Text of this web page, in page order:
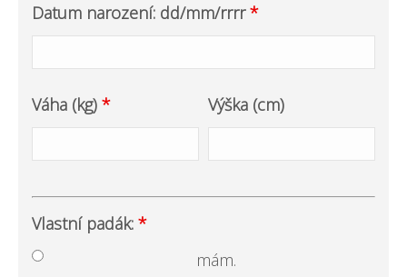
Datum narození: dd/mm/rrrr*
Váha (kg) * Výška (cm)
Vlastní padák: *
mám.